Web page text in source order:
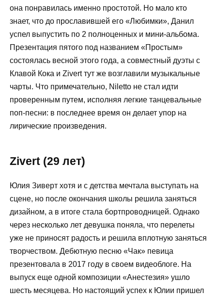
она понравилась именно простотой. Но мало кто
знает, что до прославившей его «Любимки», Данил
успел выпустить по 2 полноценных и мини-альбома.
Презентация пятого под названием «Простым»
состоялась весной этого года, а совместный дуэты с
Клавой Кока и Zivert тут же возглавили музыкальные
чарты. Что примечательно, Niletto не стал идти
проверенным путем, исполняя легкие танцевальные
поп-песни: в последнее время он делает упор на
лирические произведения.
Zivert (29 лет)
Юлия Зиверт хотя и с детства мечтала выступать на
сцене, но после окончания школы решила заняться
дизайном, а в итоге стала бортпроводницей. Однако
через несколько лет девушка поняла, что перелеты
уже не приносят радость и решила вплотную заняться
творчеством. Дебютную песню «Чак» певица
презентовала в 2017 году в своем видеоблоге. На
выпуск еще одной композиции «Анестезия» ушло
шесть месяцева. Но настоящий успех к Юлии пришел